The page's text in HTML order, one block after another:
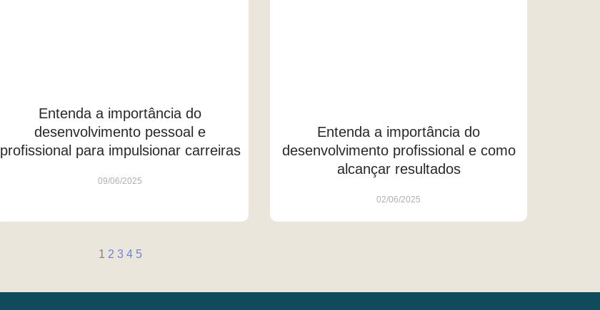
Entenda a importância do
desenvolvimento pessoal e
profissional para impulsionar carreiras
09/06/2025
Entenda a importância do
desenvolvimento profissional e como
alcançar resultados
02/06/2025
1 2 3 4 5